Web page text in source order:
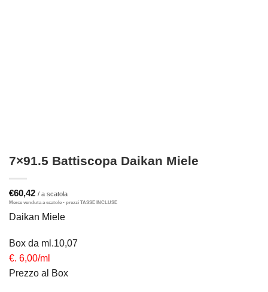
7×91.5 Battiscopa Daikan Miele
€60,42
Daikan Miele
Box da ml.10,07
€. 6,00/ml
Prezzo al Box